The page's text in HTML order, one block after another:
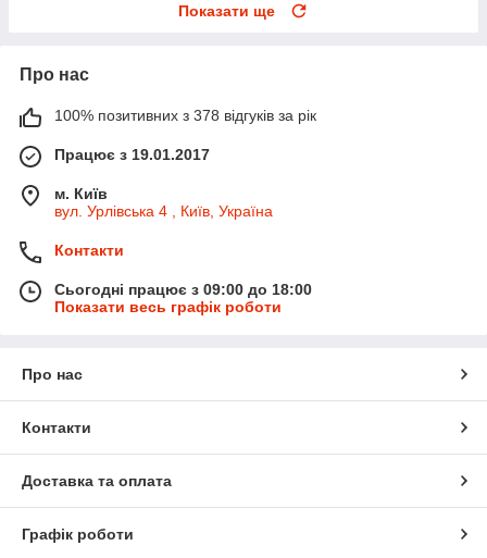
Показати ще
Про нас
100% позитивних з 378 відгуків за рік
Працює з 19.01.2017
м. Київ
вул. Урлівська 4 , Київ, Україна
Контакти
Сьогодні працює з 09:00 до 18:00
Показати весь графік роботи
Про нас
Контакти
Доставка та оплата
Графік роботи